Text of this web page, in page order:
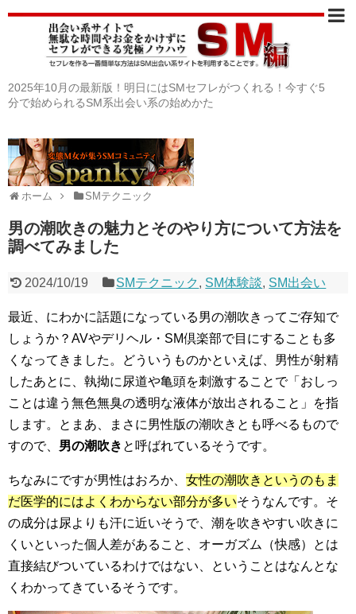
2025年10月の最新版！明日にはSMセフレがつくれる！今すぐ5
分で始められるSM系出会い系の始めかた
ホーム SMテクニック
男の潮吹きの魅力とそのやり方について方法を
調べてみました
2024/10/19 SMテクニック , SM体験談, SM出会い
最近、にわかに話題になっている男の潮吹きってご存知で
しょうか？AVやデリヘル・SM倶楽部で目にすることも多
くなってきました。どういうものかといえば、男性が射精
したあとに、執拗に尿道や亀頭を刺激することで「おしっ
ことは違う無色無臭の透明な液体が放出されること」を指
します。とまあ、まさに男性版の潮吹きとも呼べるもので
すので、 男の潮吹き と呼ばれているそうです。
ちなみにですが男性はおろか、 女性の潮吹きというのもま
だ医学的にはよくわからない部分が多いそうなんです。そ
の成分は尿よりも汗に近いそうで、潮を吹きやすい吹きに
くいといった個人差があること、オーガズム（快感）とは
直接結びついているわけではない、ということはなんとな
くわかってきているそうです。